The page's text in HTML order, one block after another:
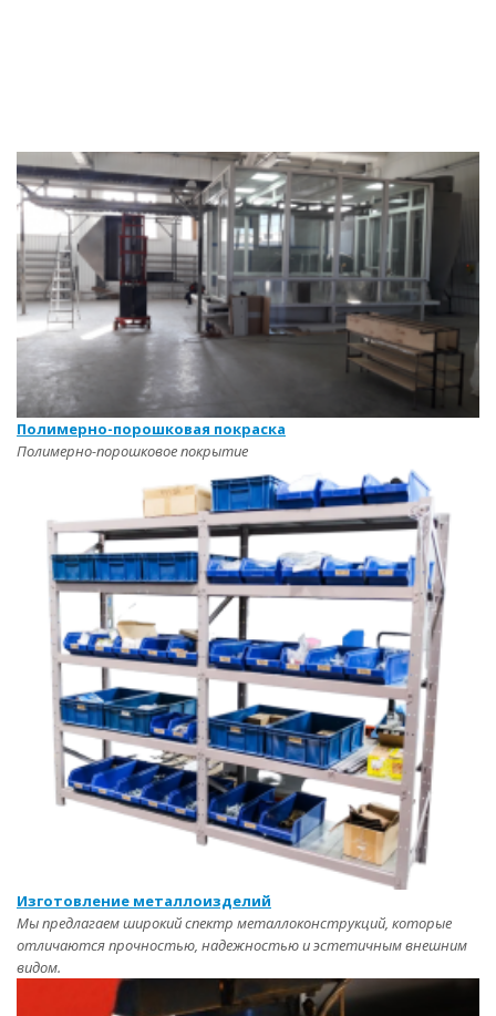
Полимерно-порошковая покраска
Полимерно-порошковое покрытие
Изготовление металлоизделий
Мы предлагаем широкий спектр металлоконструкций, которые
отличаются прочностью, надежностью и эстетичным внешним
видом.